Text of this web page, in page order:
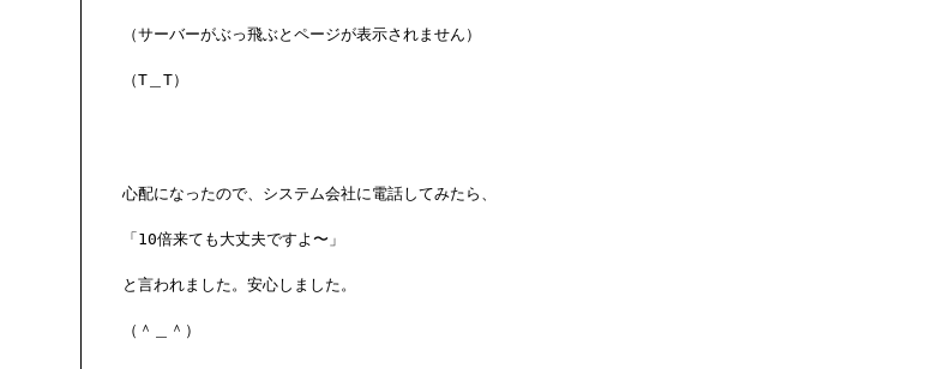
（サーバーがぶっ飛ぶとページが表示されません）
（T＿T）
心配になったので、システム会社に電話してみたら、
「10倍来ても大丈夫ですよ〜」
と言われました。安心しました。
（＾＿＾）